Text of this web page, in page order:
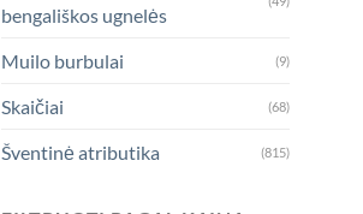
bengališkos ugnelės
Muilo burbulai (9)
Skaičiai (68)
Šventinė atributika (815)